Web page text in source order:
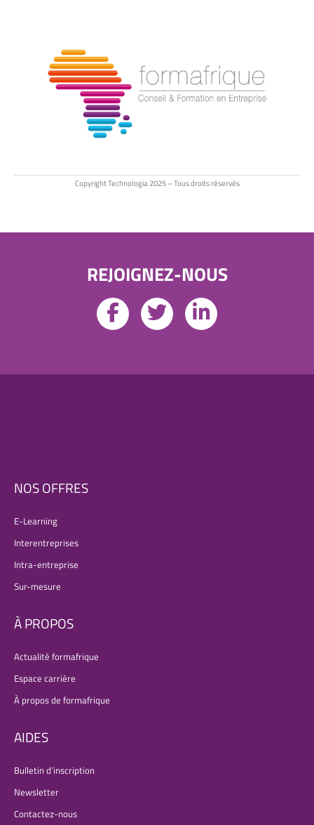
Copyright Technologia 2025 – Tous droits réservés
REJOIGNEZ-NOUS
NOS OFFRES
E-Learning
Interentreprises
Intra-entreprise
Sur-mesure
À PROPOS
Actualité formafrique
Espace carrière
À propos de formafrique
AIDES
Bulletin d’inscription
Newsletter
Contactez-nous